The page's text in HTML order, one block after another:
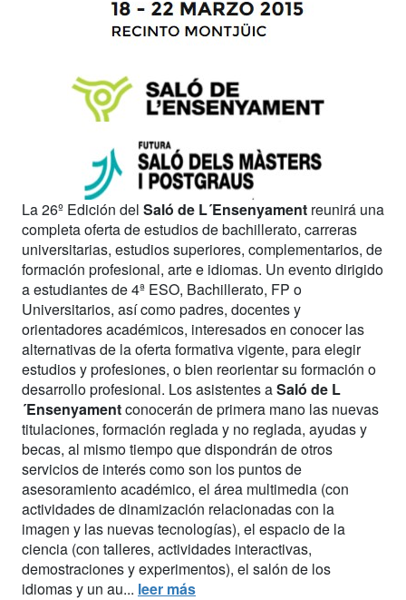
La 26º Edición del Saló de L´Ensenyament reunirá una
completa oferta de estudios de bachillerato, carreras
universitarias, estudios superiores, complementarios, de
formación profesional, arte e idiomas. Un evento dirigido
a estudiantes de 4ª ESO, Bachillerato, FP o
Universitarios, así como padres, docentes y
orientadores académicos, interesados en conocer las
alternativas de la oferta formativa vigente, para elegir
estudios y profesiones, o bien reorientar su formación o
desarrollo profesional. Los asistentes aSaló de L
´Ensenyamentconocerán de primera mano las nuevas
titulaciones, formación reglada y no reglada, ayudas y
becas, al mismo tiempo que dispondrán de otros
servicios de interés como son los puntos de
asesoramiento académico, el área multimedia (con
actividades de dinamización relacionadas con la
imagen y las nuevas tecnologías), el espacio de la
ciencia (con talleres, actividades interactivas,
demostraciones y experimentos), el salón de los
idiomas y un au... leer más